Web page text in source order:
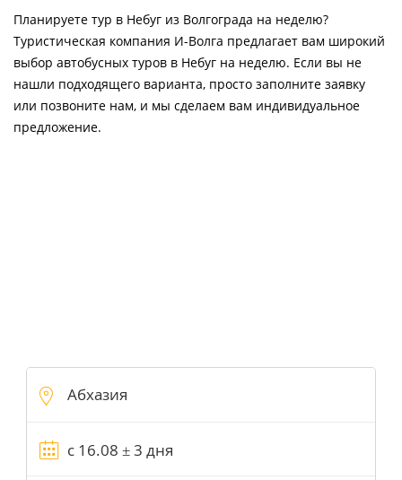
Планируете тур в Небуг из Волгограда на неделю?
Туристическая компания И-Волга предлагает вам широкий
выбор автобусных туров в Небуг на неделю. Если вы не
нашли подходящего варианта, просто заполните заявку
или позвоните нам, и мы сделаем вам индивидуальное
предложение.